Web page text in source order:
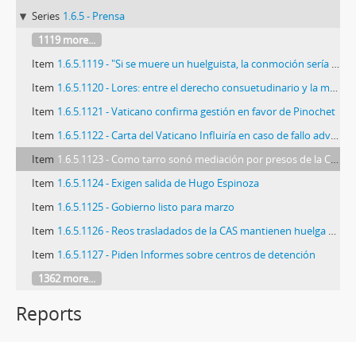
Series 1.6.5 - Prensa
1119 more...
Item 1.6.5.1119 - "Si se muere un huelguista, la conmoción sería mundial"
Item 1.6.5.1120 - Lores: entre el derecho consuetudinario y la moderna legislación sobre derechos humanos
Item 1.6.5.1121 - Vaticano confirma gestión en favor de Pinochet
Item 1.6.5.1122 - Carta del Vaticano Influiría en caso de fallo adverso
Item 1.6.5.1123 - Como tarro sonó mediación por presos de la CAS: Sigue huelga
Item 1.6.5.1124 - Exigen salida de Hugo Espinoza
Item 1.6.5.1125 - Gobierno listo para marzo
Item 1.6.5.1126 - Reos trasladados de la CAS mantienen huelga de hambre
Item 1.6.5.1127 - Piden Informes sobre centros de detención
1362 more...
Reports